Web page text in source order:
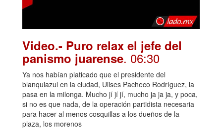
Video.- Puro relax el jefe del
panismo juarense. 06:30
Ya nos habían platicado que el presidente del
blanquiazul en la ciudad, Ulises Pacheco Rodríguez, la
pasa en la milonga. Mucho jí jí jí, mucho ja ja ja, y poca,
si no es que nada, de la operación partidista necesaria
para hacer al menos cosquillas a los dueños de la
plaza, los morenos